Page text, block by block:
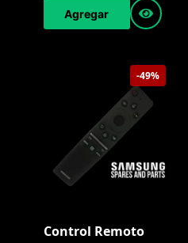
Agregar
-49%
Control Remoto